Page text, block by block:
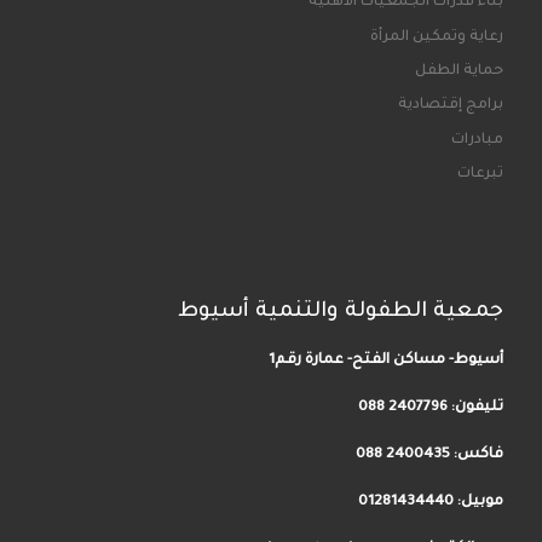
رعاية وتمكين المرأة
حماية الطفل
برامج إقتصادية
مبادرات
تبرعات
جمعية الطفولة والتنمية أسيوط
أسيوط- مساكن الفتح- عمارة رقم1
تليفون: 2407796 088
فاكس: 2400435 088
موبيل: 01281434440